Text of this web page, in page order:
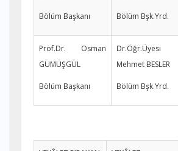
Bölüm Başkanı Bölüm Bşk.Yrd.
Prof.Dr. Osman
GÜMÜŞGÜL
Bölüm Başkanı
Dr.Öğr.Üyesi
Mehmet BESLER
Bölüm Bşk.Yrd.